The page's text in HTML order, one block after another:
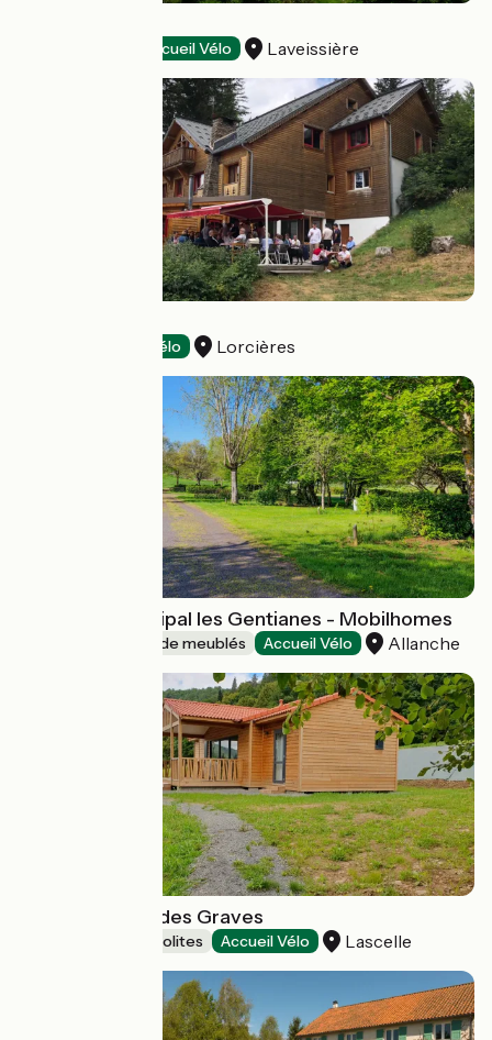
Accueil Vélo Laveissière
Accueil Vélo Lorcières
Camping municipal les Gentianes - Mobilhomes
Gîtes et locations de meublés Accueil Vélo Allanche
Chalets du Lac des Graves
Hébergements insolites Accueil Vélo Lascelle